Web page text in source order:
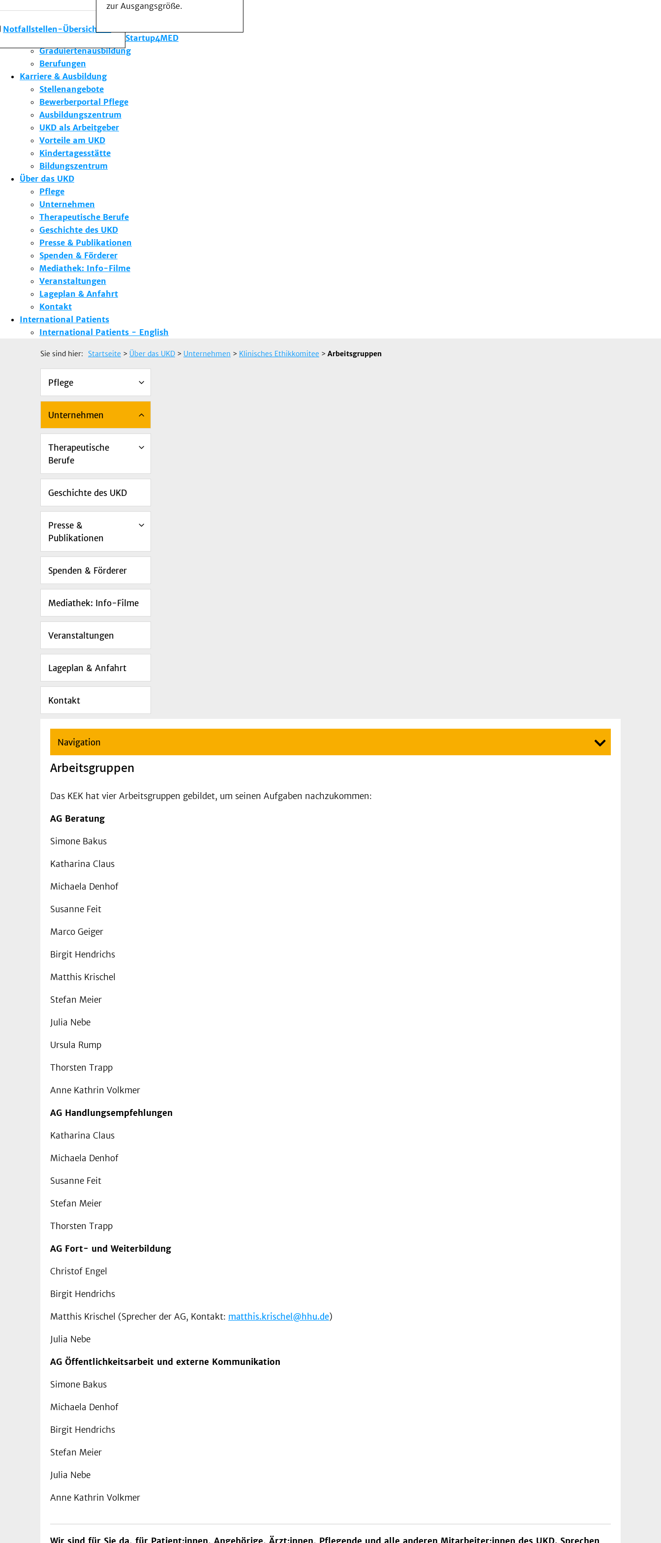
Notfallstellen-Übersicht
zur Ausgangsgröße.
Forschung am UKD
Studium & Lehre
Gründungsförderung Startup4MED
Graduiertenausbildung
Berufungen
Karriere & Ausbildung
Stellenangebote
Bewerberportal Pflege
Ausbildungszentrum
UKD als Arbeitgeber
Vorteile am UKD
Kindertagesstätte
Bildungszentrum
Über das UKD
Pflege
Unternehmen
Therapeutische Berufe
Geschichte des UKD
Presse & Publikationen
Spenden & Förderer
Mediathek: Info-Filme
Veranstaltungen
Lageplan & Anfahrt
Kontakt
International Patients
International Patients - English
Sie sind hier: Startseite > Über das UKD > Unternehmen > Klinisches Ethikkomitee > Arbeitsgruppen
Pflege
Unternehmen
Therapeutische
Berufe
Geschichte des UKD
Presse &
Publikationen
Spenden & Förderer
Mediathek: Info-Filme
Veranstaltungen
Lageplan & Anfahrt
Kontakt
Navigation
Arbeitsgruppen
Das KEK hat vier Arbeitsgruppen gebildet, um seinen Aufgaben nachzukommen:
AG Beratung
Simone Bakus
Katharina Claus
Michaela Denhof
Susanne Feit
Marco Geiger
Birgit Hendrichs
Matthis Krischel
Stefan Meier
Julia Nebe
Ursula Rump
Thorsten Trapp
Anne Kathrin Volkmer
AG Handlungsempfehlungen
Katharina Claus
Michaela Denhof
Susanne Feit
Stefan Meier
Thorsten Trapp
AG Fort- und Weiterbildung
Christof Engel
Birgit Hendrichs
Matthis Krischel (Sprecher der AG, Kontakt: matthis.krischel@hhu.de)
Julia Nebe
AG Öffentlichkeitsarbeit und externe Kommunikation
Simone Bakus
Michaela Denhof
Birgit Hendrichs
Stefan Meier
Julia Nebe
Anne Kathrin Volkmer